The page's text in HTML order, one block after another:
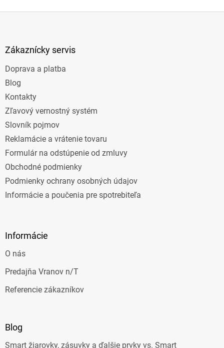
Zákaznícky servis
Doprava a platba
Blog
Kontakty
Zľavový vernostný systém
Slovník pojmov
Reklamácie a vrátenie tovaru
Formulár na odstúpenie od zmluvy
Obchodné podmienky
Podmienky ochrany osobných údajov
Informácie a poučenia pre spotrebiteľa
Informácie
O nás
Predajňa Vranov n/T
Referencie zákazníkov
Blog
Smart žiarovky, zásuvky a ďalšie prvky vs. Smart